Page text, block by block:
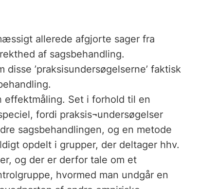
allerede afgjorte sager fra
af sagsbehandling.
’praksisundersøgelserne’ faktisk
effektmåling. Set i forhold til en
fordi praksis¬undersøgelser
sagsbehandlingen, og en metode
opdelt i grupper, der deltager hhv.
og der er derfor tale om et
hvormed man undgår en